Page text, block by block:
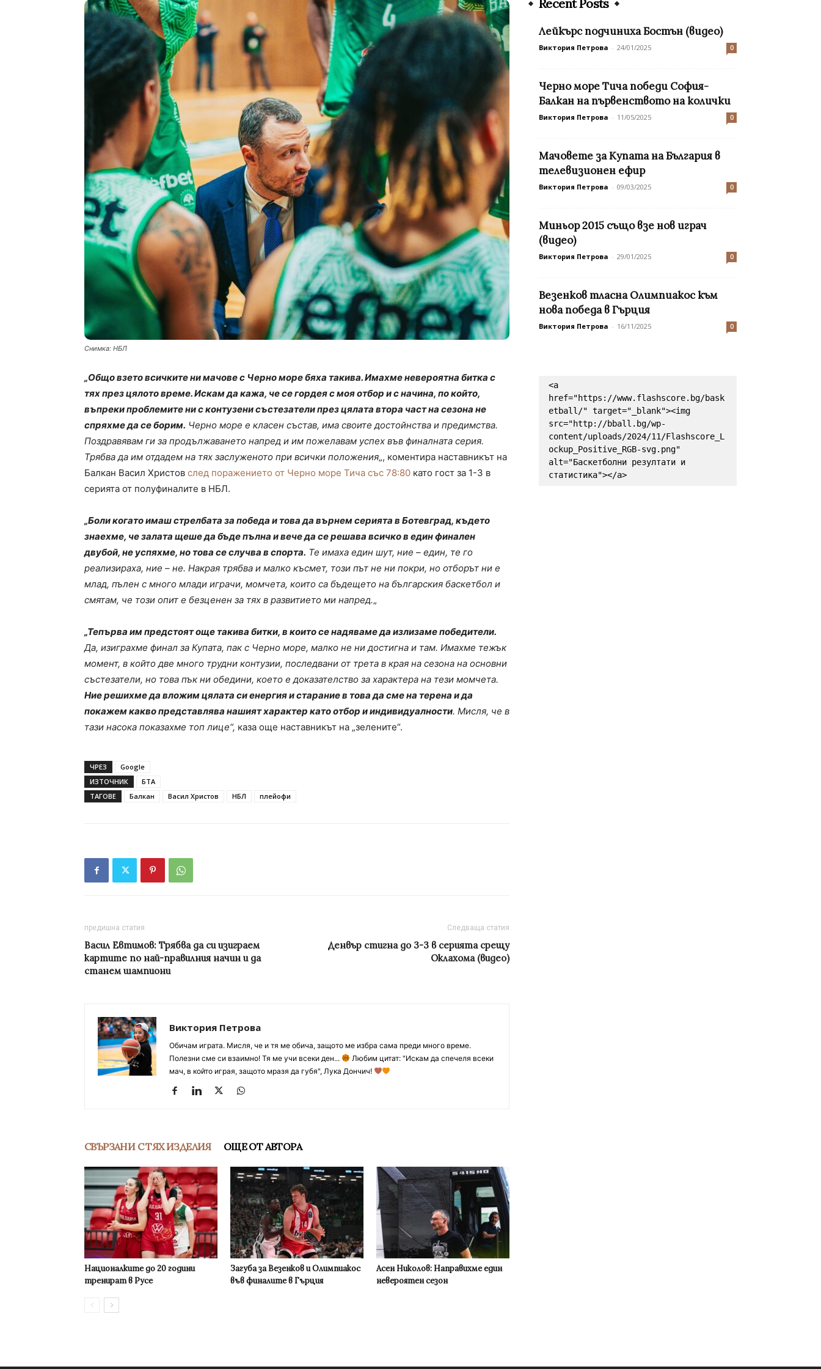
Снимка: НБЛ
„Общо взето всичките ни мачове с Черно море бяха такива. Имахме невероятна битка с
тях през цялото време. Искам да кажа, че се гордея с моя отбор и с начина, по който,
въпреки проблемите ни с контузени състезатели през цялата втора част на сезона не
спряхме да се борим. Черно море е класен състав, има своите достойнства и предимства.
Поздравявам ги за продължаването напред и им пожелавам успех във финалната серия.
Трябва да им отдадем на тях заслуженото при всички положения„, коментира наставникът на
Балкан Васил Христов след поражението от Черно море Тича със 78:80 като гост за 1-3 в
серията от полуфиналите в НБЛ.
„Боли когато имаш стрелбата за победа и това да върнем серията в Ботевград, където
знаехме, че залата щеше да бъде пълна и вече да се решава всичко в един финален
двубой, не успяхме, но това се случва в спорта. Те имаха един шут, ние – един, те го
реализираха, ние – не. Накрая трябва и малко късмет, този път не ни покри, но отборът ни е
млад, пълен с много млади играчи, момчета, които са бъдещето на българския баскетбол и
смятам, че този опит е безценен за тях в развитието ми напред.„
„Тепърва им предстоят още такива битки, в които се надяваме да излизаме победители.
Да, изиграхме финал за Купата, пак с Черно море, малко не ни достигна и там. Имахме тежък
момент, в който две много трудни контузии, последвани от трета в края на сезона на основни
състезатели, но това пък ни обедини, което е доказателство за характера на тези момчета.
Ние решихме да вложим цялата си енергия и старание в това да сме на терена и да
покажем какво представлява нашият характер като отбор и индивидуалности. Мисля, че в
тази насока показахме топ лице“, каза още наставникът на „зелените“.
ЧРЕЗ
Google
ИЗТОЧНИК
БТА
ТАГОВЕ
Балкан Васил Христов НБЛ плейофи
предишна статия
Васил Евтимов: Трябва да си изиграем
картите по най-правилния начин и да
станем шампиони
Следваща статия
Денвър стигна до 3-3 в серията срещу
Оклахома (видео)
Виктория Петрова
Обичам играта. Мисля, че и тя ме обича, защото ме избра сама преди много време.
Полезни сме си взаимно! Тя ме учи всеки ден...
Любим цитат: "Искам да спечеля всеки
мач, в който играя, защото мразя да губя", Лука Дончич!
СВЪРЗАНИ С ТЯХ ИЗДЕЛИЯ ОЩЕ ОТ АВТОРА
Националките до 20 години
тренират в Русе
Загуба за Везенков и Олимпиакос
във финалите в Гърция
Асен Николов: Направихме един
невероятен сезон
Recent Posts
Лейкърс подчиниха Бостън (видео)
Виктория Петрова - 24/01/2025 0
Черно море Тича победи София-
Балкан на първенството на колички
Виктория Петрова - 11/05/2025 0
Мачовете за Купата на България в
телевизионен ефир
Виктория Петрова - 09/03/2025 0
Миньор 2015 също взе нов играч
(видео)
Виктория Петрова - 29/01/2025 0
Везенков тласна Олимпиакос към
нова победа в Гърция
Виктория Петрова - 16/11/2025 0
<a
href="https://www.flashscore.bg/bask
etball/" target="_blank"><img
src="http://bball.bg/wp-
content/uploads/2024/11/Flashscore_L
ockup_Positive_RGB-svg.png"
alt="Баскетболни резултати и
статистика"></a>